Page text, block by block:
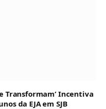
Transformam’ Incentiva
da EJA em SJB